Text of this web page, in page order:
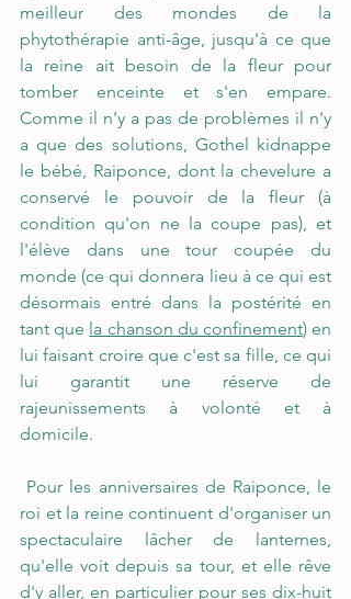
meilleur des mondes de la
phytothérapie anti-âge, jusqu'à ce que
la reine ait besoin de la fleur pour
tomber enceinte et s'en empare.
Comme il n'y a pas de problèmes il n'y
a que des solutions, Gothel kidnappe
le bébé, Raiponce, dont la chevelure a
conservé le pouvoir de la fleur (à
condition qu'on ne la coupe pas), et
l'élève dans une tour coupée du
monde (ce qui donnera lieu à ce qui est
désormais entré dans la postérité en
tant que la chanson du confinement) en
lui faisant croire que c'est sa fille, ce qui
lui garantit une réserve de
rajeunissements à volonté et à
domicile.
roi et la reine continuent d'organiser un
spectaculaire lâcher de lanternes,
qu'elle voit depuis sa tour, et elle rêve
d'y aller, en particulier pour ses dix-huit